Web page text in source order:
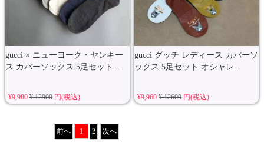
gucci × ニューヨーク・ヤンキー
ス カバーソックス 5足セット...
¥9,980 ¥ 12900円(税込)
gucci グッチ レディース カバーソ
ックス 5足セット オシャレ...
¥9,960¥ 12600円(税込)
前へ 1 2 次へ